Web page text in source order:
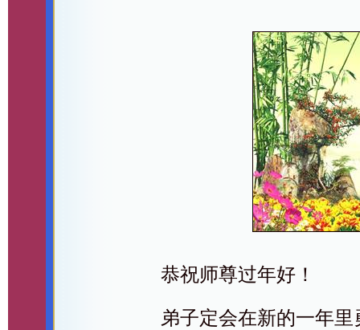
恭祝师尊过年好！
弟子定会在新的一年